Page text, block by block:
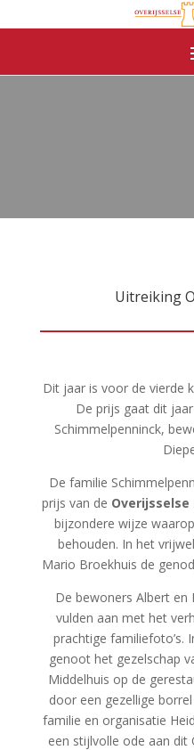
Uitreiking
Dit jaar is voor de vierde
De prijs gaat dit
Schimmelpenninck,
De familie
prijs van de
bijzondere wijze
behouden. In het
Mario Broekhuis de
De bewoners Albert en
vulden aan met het
prachtige familiefoto’s.
genoot het gezelschap
Middelhuis op de
door een gezellige
familie en organisatie
een stijlvolle ode aan dit